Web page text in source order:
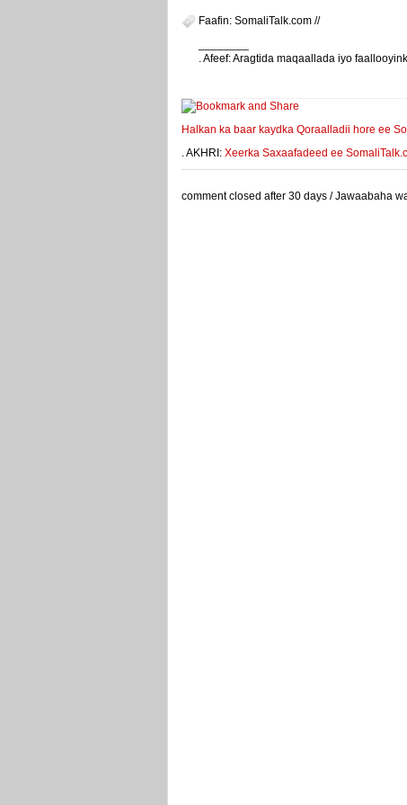
Faafin: SomaliTalk.com //
. Afeef: Aragtida maqaallada iyo
Halkan ka baar kaydka Qoraalladii hore ee
. AKHRI: Xeerka Saxaafadeed ee
comment closed after 30 days / Jawaabaha